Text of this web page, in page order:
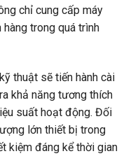
chỉ cung cấp máy
trong quá trình
thuật sẽ tiến hành cài
khả năng tương thích
suất hoạt động. Đối
lớn thiết bị trong
kiệm đáng kể thời gian